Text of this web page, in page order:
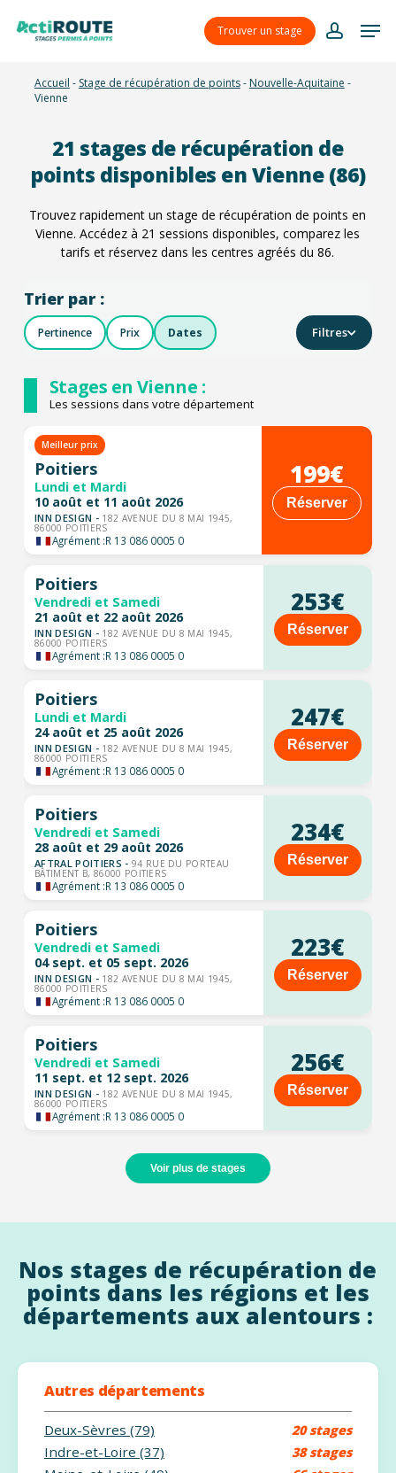
Trouver un stage
account
Accueil - Stage de récupération de points- Nouvelle-Aquitaine -
Vienne
21 stages de récupération de
points disponibles en Vienne (86)
Trouvez rapidement un stage de récupération de points en
Vienne. Accédez à 21 sessions disponibles, comparez les
tarifs et réservez dans les centres agréés du 86.
Trier par :
Pertinence Prix Dates Filtres
Stages en Vienne :
Les sessions dans votre département
Meilleur prix
Poitiers
Lundi et Mardi
10 août et 11 août 2026
INN DESIGN - 182 AVENUE DU 8 MAI 1945,
86000 POITIERS
Agrément :R 13 086 0005 0
199€
Réserver
Poitiers
Vendredi et Samedi
21 août et 22 août 2026
INN DESIGN - 182 AVENUE DU 8 MAI 1945,
86000 POITIERS
Agrément :R 13 086 0005 0
253€
Réserver
Poitiers
Lundi et Mardi
24 août et 25 août 2026
INN DESIGN - 182 AVENUE DU 8 MAI 1945,
86000 POITIERS
Agrément :R 13 086 0005 0
247€
Réserver
Poitiers
Vendredi et Samedi
28 août et 29 août 2026
AFTRAL POITIERS - 94 RUE DU PORTEAU
BÂTIMENT B, 86000 POITIERS
Agrément :R 13 086 0005 0
234€
Réserver
Poitiers
Vendredi et Samedi
04 sept. et 05 sept. 2026
INN DESIGN - 182 AVENUE DU 8 MAI 1945,
86000 POITIERS
Agrément :R 13 086 0005 0
223€
Réserver
Poitiers
Vendredi et Samedi
11 sept. et 12 sept. 2026
INN DESIGN - 182 AVENUE DU 8 MAI 1945,
86000 POITIERS
Agrément :R 13 086 0005 0
256€
Réserver
Voir plus de stages
Nos stages de récupération de
points dans les régions et les
départements aux alentours :
Autres départements
Deux-Sèvres (79) 20 stages
Indre-et-Loire (37) 38 stages